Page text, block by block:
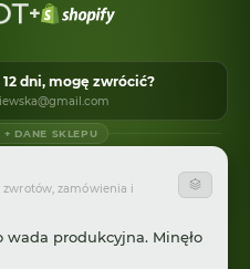
+
dni, mogę zwrócić?
+ DANE SKLEPU
zamówienia i
produkcyjna. Minęło